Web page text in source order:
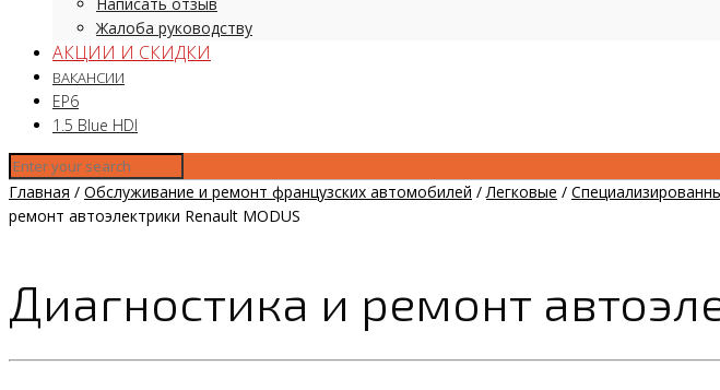
Жалоба руководству
АКЦИИ И СКИДКИ
ВАКАНСИИ
EP6
1.5 Blue HDI
Главная / Обслуживание и ремонт французских автомобилей / Легковые /
ремонт автоэлектрики Renault MODUS
Диагностика и ремонт